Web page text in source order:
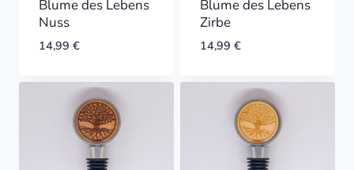
Blume des Lebens
Nuss
14,99 €
Blume des Lebens
Zirbe
14,99 €